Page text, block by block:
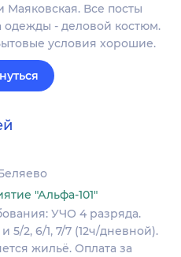
Все посты
- деловой костюм.
условия хорошие.
"Альфа-101"
УЧО 4 разряда.
5/2, 6/1, 7/7 (12ч/дневной).
жильё. Оплата за